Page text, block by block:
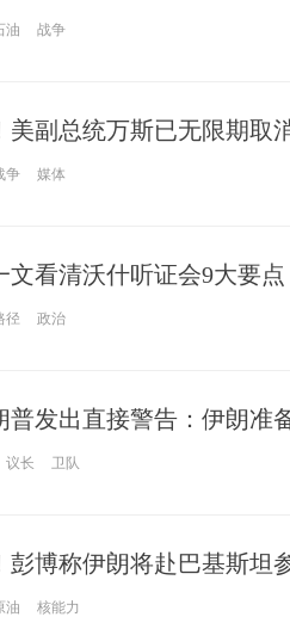
”
油 战争
美副总统万斯已无限期取
行程
争 媒体
文看清沃什听证会9大要
傀儡”质疑，再到“体制变
径 政治
普发出直接警告：伊朗准
议长 卫队
彭博称伊朗将赴巴基斯坦
回跌势
油 核能力